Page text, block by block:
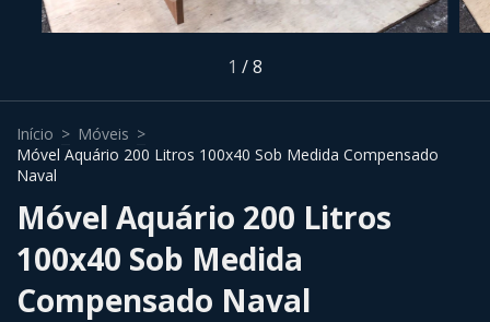
1 /8
Início > Móveis >
Móvel Aquário 200 Litros 100x40 Sob Medida Compensado
Naval
Móvel Aquário 200 Litros
100x40 Sob Medida
Compensado Naval